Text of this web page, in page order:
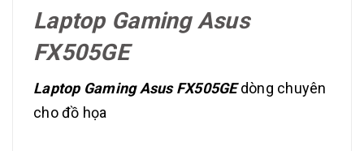
Laptop Gaming Asus
FX505GE
Laptop Gaming Asus FX505GEdòng chuyên
cho đồ họa